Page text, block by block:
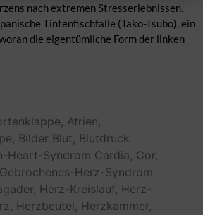
nach extremen Stresserlebnissen.
Tintenfischfalle (Tako-Tsubo), ein
die eigentümliche Form der linken
Atrien,
Bilder Blut, Blutdruck
Heart-Syndrom Cardia, Cor,
Gebrochenes-Herz-Syndrom
Herz-Kreislauf, Herz-
Herzbeutel, Herzkammer,